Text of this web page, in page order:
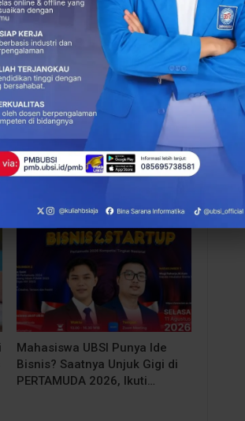
NEXT POST
Menginspirasi! Entrepreneur Fair
Cut Mutia Bangkitkan Semangat
Wirausaha Generasi Muda
More From Author
Mahasiswa UBSI Punya Ide
Bisnis? Saatnya Unjuk Gigi di
PERTAMUDA 2026, Ikuti…